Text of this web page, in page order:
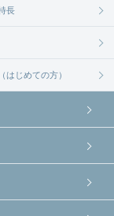
長
はじめての方）